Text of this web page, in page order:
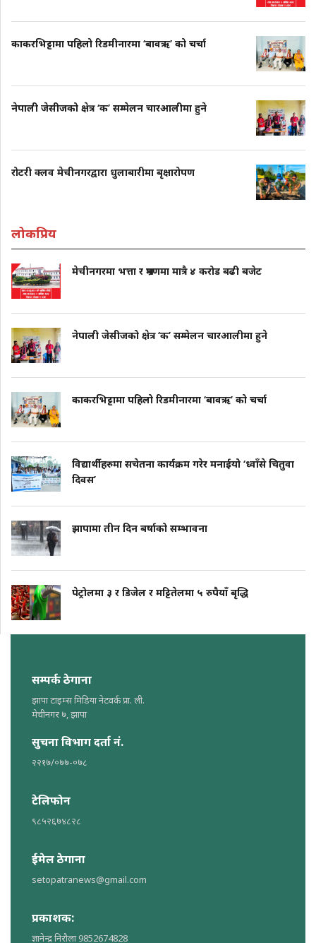
काकरभिट्टामा पहिलो रिडमीनारमा ‘बावऋ’ को चर्चा
नेपाली जेसीजको क्षेत्र ‘क’ सम्मेलन चारआलीमा हुने
रोटरी क्लव मेचीनगरद्वारा धुलाबारीमा बृक्षारोपण
लोकप्रिय
मेचीनगरमा भत्ता र भ्रमणमा मात्रै ४ करोड बढी बजेट
नेपाली जेसीजको क्षेत्र ‘क’ सम्मेलन चारआलीमा हुने
काकरभिट्टामा पहिलो रिडमीनारमा ‘बावऋ’ को चर्चा
विद्यार्थीहरुमा सचेतना कार्यक्रम गरेर मनाईयो ‘ध्वाँसे चितुवा
दिवस’
झापामा तीन दिन बर्षाको सम्भावना
पेट्रोलमा ३ र डिजेल र मट्टितेलमा ५ रुपैयाँ बृद्धि
सम्पर्क ठेगाना
झापा टाइम्स मिडिया नेटवर्क प्रा. ली.
मेचीनगर ७, झापा
सुचना विभाग दर्ता नं.
२२१७/०७७-०७८
टेलिफोन
९८५२६७४८२८
ईमेल ठेगाना
setopatranews@gmail.com
प्रकाशक:
ज्ञानेन्द्र निरौला 9852674828